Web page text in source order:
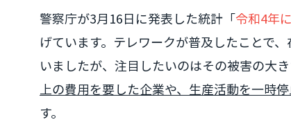
警察庁が3月16日に発表した統計「令和4年
げています。テレワークが普及したことで
いましたが、注目したいのはその被害の大き
上の費用を要した企業や、生産活動を一時
す。